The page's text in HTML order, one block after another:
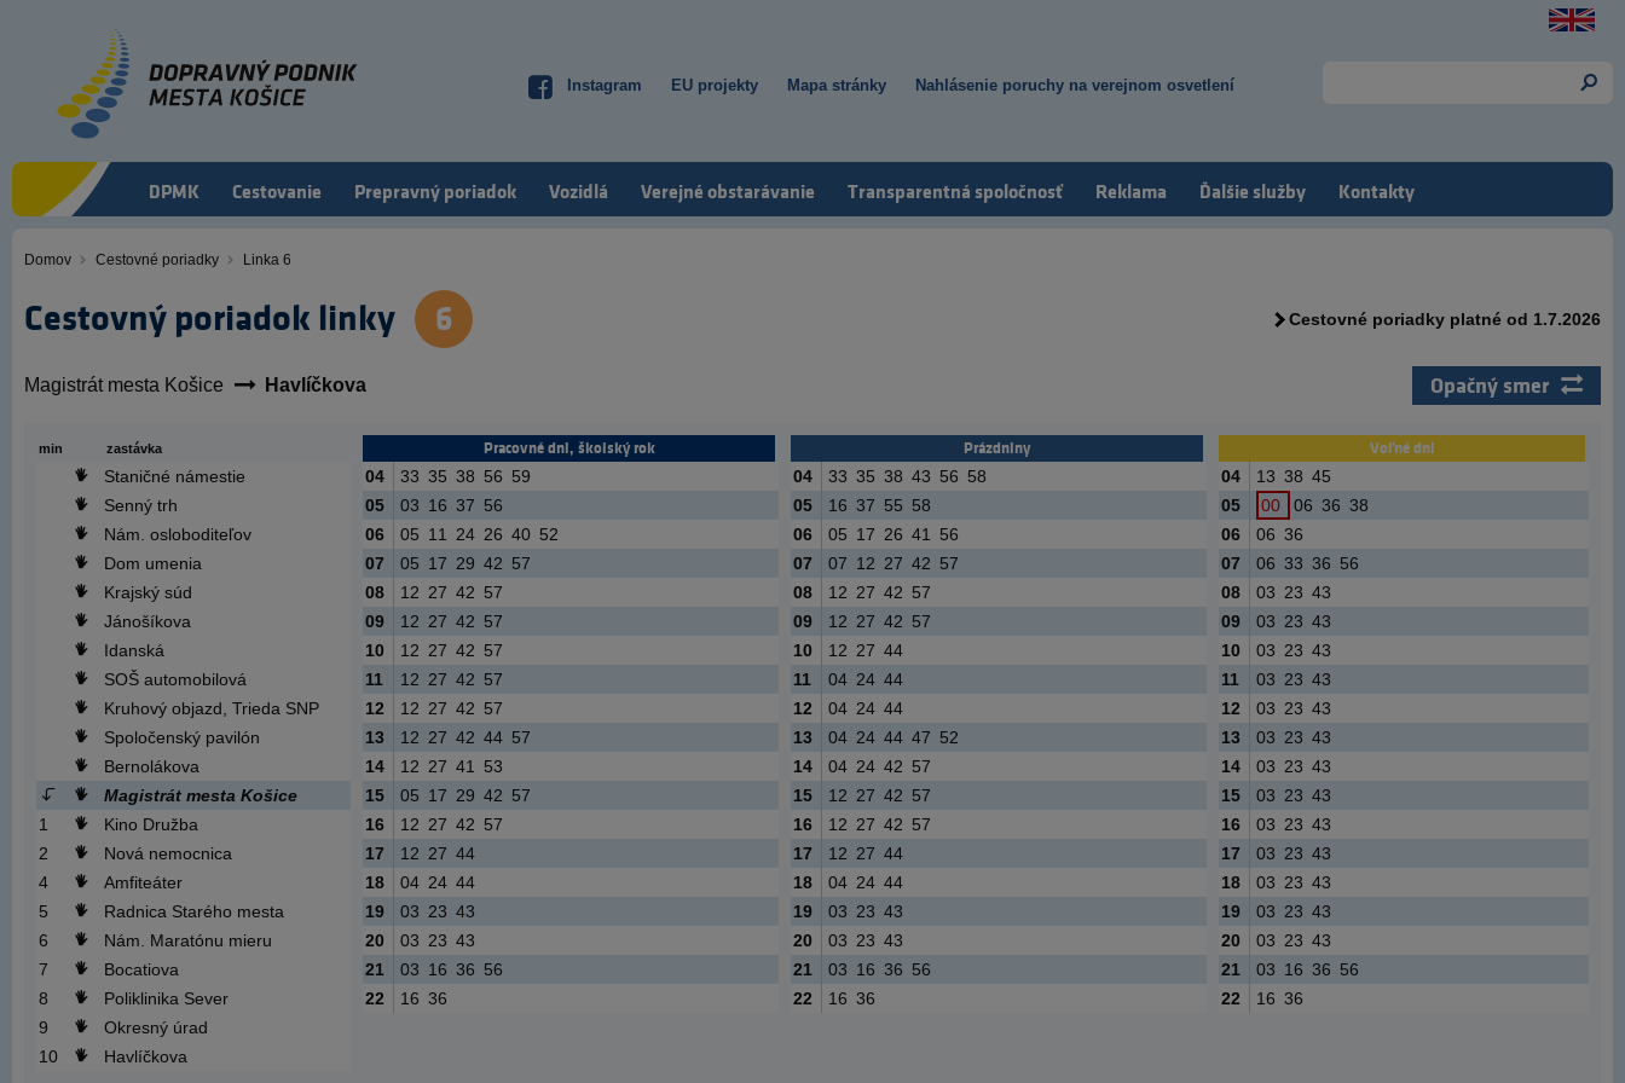
Top
Instagram EU projekty Mapa stránky Nahlásenie poruchy na verejnom osvetlení
DPMK Cestovanie Prepravný poriadok Vozidlá Verejné obstarávanie Transparentná spoločnosť Reklama Ďalšie služby Kontakty
Domov Cestovné poriadky Linka 6
Cestovný poriadok linky 6 Cestovné poriadky platné od 1.7.2026
Magistrát mesta Košice Havlíčkova Opačný smer
min zastávka
Staničné námestie
Senný trh
Nám. osloboditeľov
Dom umenia
Krajský súd
Jánošíkova
Idanská
SOŠ automobilová
Kruhový objazd, Trieda SNP
Spoločenský pavilón
Bernolákova
Magistrát mesta Košice
1
Kino Družba
2
Nová nemocnica
4
Amfiteáter
5
Radnica Starého mesta
6
Nám. Maratónu mieru
7
Bocatiova
8
Poliklinika Sever
9
Okresný úrad
10
Havlíčkova
Pracovné dni, školský rok
04 33 35 38 56 59
05
03 16 37 56
06
05 11 24 26 40 52
07
05 17 29 42 57
08
12 27 42 57
09
12 27 42 57
10
12 27 42 57
11
12 27 42 57
12
12 27 42 57
13
12 27 42 44 57
14
12 27 41 53
15
05 17 29 42 57
16
12 27 42 57
17
12 27 44
18
04 24 44
19
03 23 43
20
03 23 43
21
03 16 36 56
22
16 36
Prázdniny
04 33 35 38 43 56 58
05
16 37 55 58
06
05 17 26 41 56
07
07 12 27 42 57
08
12 27 42 57
09
12 27 42 57
10
12 27 44
11
04 24 44
12
04 24 44
13
04 24 44 47 52
14
04 24 42 57
15
12 27 42 57
16
12 27 42 57
17
12 27 44
18
04 24 44
19
03 23 43
20
03 23 43
21
03 16 36 56
22
16 36
Voľné dni
04 13 38 45
05
00 06 36 38
06
06 36
07
06 33 36 56
08
03 23 43
09
03 23 43
10
03 23 43
11
03 23 43
12
03 23 43
13
03 23 43
14
03 23 43
15
03 23 43
16
03 23 43
17
03 23 43
18
03 23 43
19
03 23 43
20
03 23 43
21
03 16 36 56
22
16 36